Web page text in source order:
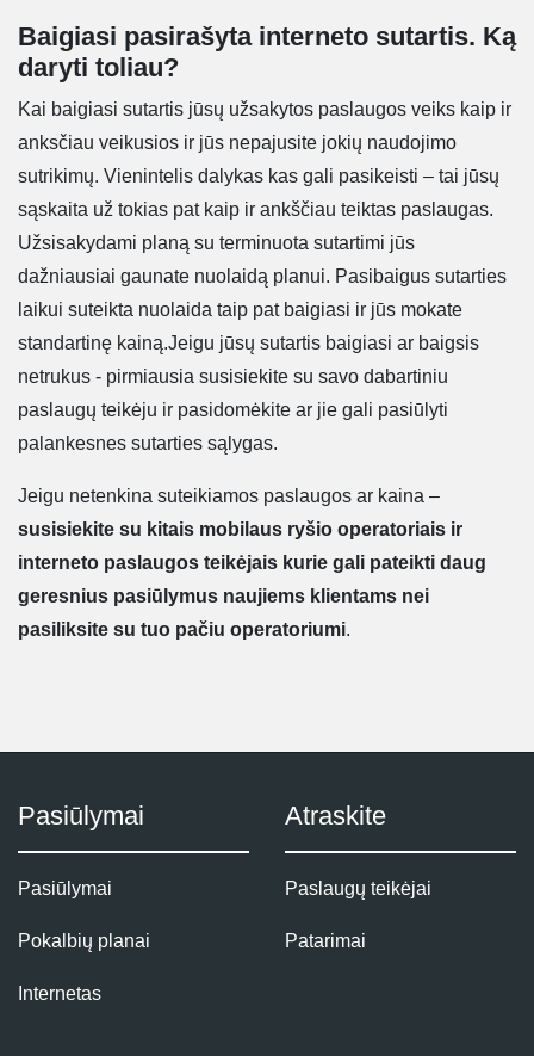
Baigiasi pasirašyta interneto sutartis. Ką
daryti toliau?
Kai baigiasi sutartis jūsų užsakytos paslaugos veiks kaip ir
anksčiau veikusios ir jūs nepajusite jokių naudojimo
sutrikimų. Vienintelis dalykas kas gali pasikeisti – tai jūsų
sąskaita už tokias pat kaip ir ankščiau teiktas paslaugas.
Užsisakydami planą su terminuota sutartimi jūs
dažniausiai gaunate nuolaidą planui. Pasibaigus sutarties
laikui suteikta nuolaida taip pat baigiasi ir jūs mokate
standartinę kainą.Jeigu jūsų sutartis baigiasi ar baigsis
netrukus - pirmiausia susisiekite su savo dabartiniu
paslaugų teikėju ir pasidomėkite ar jie gali pasiūlyti
palankesnes sutarties sąlygas.
Jeigu netenkina suteikiamos paslaugos ar kaina –
susisiekite su kitais mobilaus ryšio operatoriais ir
interneto paslaugos teikėjais kurie gali pateikti daug
geresnius pasiūlymus naujiems klientams nei
pasiliksite su tuo pačiu operatoriumi.
Pasiūlymai
Pasiūlymai
Pokalbių planai
Internetas
Atraskite
Paslaugų teikėjai
Patarimai